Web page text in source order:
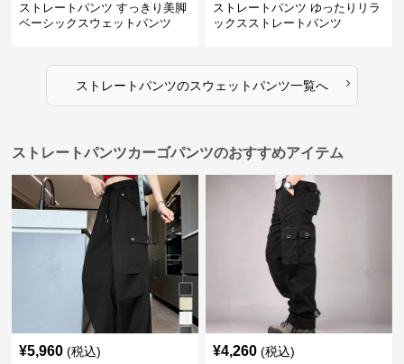
ストレートパンツ すっきり美脚
ベーシックスウェットパンツ
ストレートパンツ ゆったりリラ
ックスストレートパンツ
ストレートパンツのスウェットパンツ一覧へ ›
ストレートパンツカーゴパンツのおすすめアイテム
¥5,960 (税込) ¥4,260 (税込)